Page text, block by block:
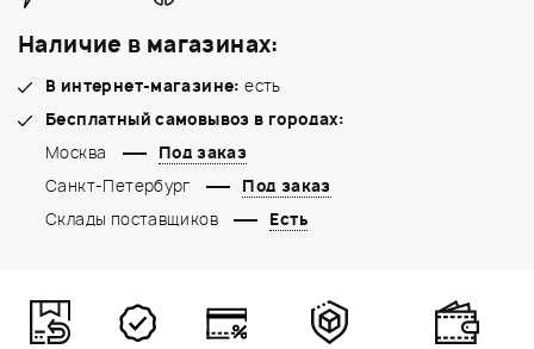
Наличие в магазинах:
В интернет-магазине: есть
Бесплатный самовывоз в городах:
Москва
Под заказ
Санкт-Петербург
Под заказ
Склады поставщиков
Есть